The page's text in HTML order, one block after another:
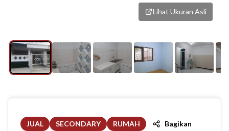
Lihat Ukuran Asli
JUAL SECONDARY RUMAH Bagikan